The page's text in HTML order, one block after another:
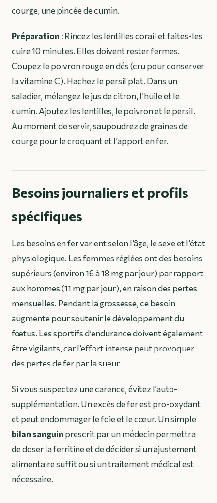
courge, une pincée de cumin.
Préparation :Rincez les lentilles corail et faites-les
cuire 10 minutes. Elles doivent rester fermes.
Coupez le poivron rouge en dés (cru pour conserver
la vitamine C). Hachez le persil plat. Dans un
saladier, mélangez le jus de citron, l’huile et le
cumin. Ajoutez les lentilles, le poivron et le persil.
Au moment de servir, saupoudrez de graines de
courge pour le croquant et l’apport en fer.
Besoins journaliers et profils
spécifiques
Les besoins en fer varient selon l’âge, le sexe et l’état
physiologique. Les femmes réglées ont des besoins
supérieurs (environ 16 à 18 mg par jour) par rapport
aux hommes (11 mg par jour), en raison des pertes
mensuelles. Pendant la grossesse, ce besoin
augmente pour soutenir le développement du
fœtus. Les sportifs d’endurance doivent également
être vigilants, car l’effort intense peut provoquer
des pertes de fer par la sueur.
Si vous suspectez une carence, évitez l’auto-
supplémentation. Un excès de fer est pro-oxydant
et peut endommager le foie et le cœur. Un simple
bilan sanguin prescrit par un médecin permettra
de doser la ferritine et de décider si un ajustement
alimentaire suffit ou si un traitement médical est
nécessaire.